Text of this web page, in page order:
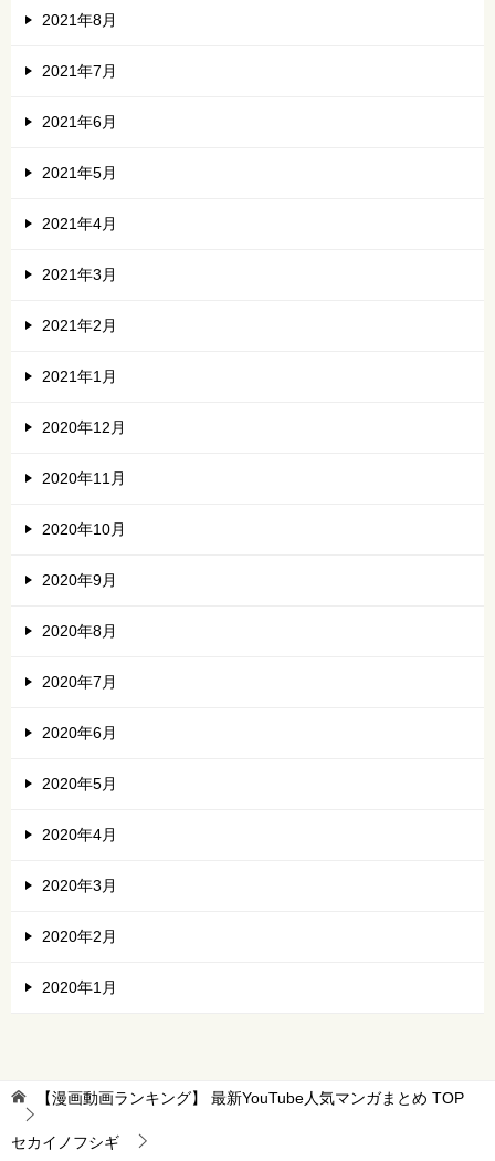
2021年8月
2021年7月
2021年6月
2021年5月
2021年4月
2021年3月
2021年2月
2021年1月
2020年12月
2020年11月
2020年10月
2020年9月
2020年8月
2020年7月
2020年6月
2020年5月
2020年4月
2020年3月
2020年2月
2020年1月
【漫画動画ランキング】 最新YouTube人気マンガまとめ TOP
セカイノフシギ